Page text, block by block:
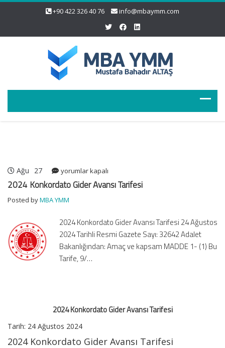
+90 422 326 40 76 info@mbaymm.com
Ağu 27
2024
Konkordato
Avansı
için
yorumlar kapalı
2024 Konkordato Gider Avansı Tarifesi
Posted byMBA YMM
2024 Konkordato Gider Avansı Tarifesi 24 Ağustos
2024 Tarihli Resmi Gazete Sayı: 32642 Adalet
Bakanlığından: Amaç ve kapsam MADDE 1- (1) Bu
Tarife, 9/…
2024 Konkordato Gider Avansı Tarifesi
Tarih: 24 Ağustos 2024
2024 Konkordato Gider Avansı Tarifesi